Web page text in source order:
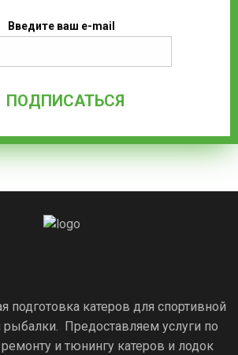
Введите ваш e-mail
подготовка катеров для спортивной
рыбалки. Предоставляем услуги по
и тюнингу катеров и лодок